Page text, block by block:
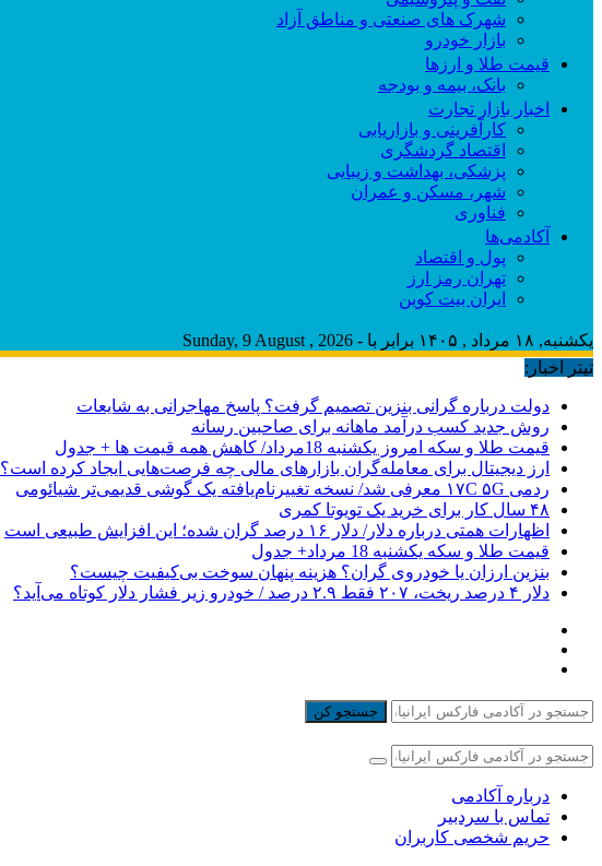
شهرک های صنعتی و مناطق آزاد
بازار خودرو
قیمت طلا و ارزها
بانک، بیمه و بودجه
اخبار بازار تجارت
کارآفرینی و بازاریابی
اقتصاد گردشگری
پزشکی، بهداشت و زیبایی
شهر، مسکن و عمران
فناوری
آکادمی‌ها
پول و اقتصاد
تهران رمز ارز
ایران بیت کوین
یکشنبه, ۱۸ مرداد , ۱۴۰۵ برابر با - Sunday, 9 August , 2026
تیتر اخبار:
دولت درباره گرانی بنزین تصمیم گرفت؟ پاسخ مهاجرانی به شایعات
روش جدید کسب درآمد ماهانه برای صاحبین رسانه
قیمت طلا و سکه امروز یکشنبه 18مرداد/ کاهش همه قیمت ها + جدول
ارز دیجیتال برای معامله‌گران بازارهای مالی چه فرصت‌هایی ایجاد کرده است؟
ردمی ۱۷C ۵G معرفی شد/ نسخه تغییرنام‌یافته یک گوشی قدیمی‌تر شیائومی
۴۸ سال کار برای خرید یک تویوتا کمری
اظهارات همتی درباره دلار/ دلار ۱۶ درصد گران شده؛ این افزایش طبیعی است
قیمت طلا و سکه یکشنبه 18 مرداد+ جدول
بنزین ارزان یا خودروی گران؟ هزینه پنهان سوخت بی‌کیفیت چیست؟
دلار ۴ درصد ریخت، ۲۰۷ فقط ۲.۹ درصد / خودرو زیر فشار دلار کوتاه می‌آید؟
جستجو کن
درباره آکادمی
تماس با سردبیر
حریم شخصی کاربران